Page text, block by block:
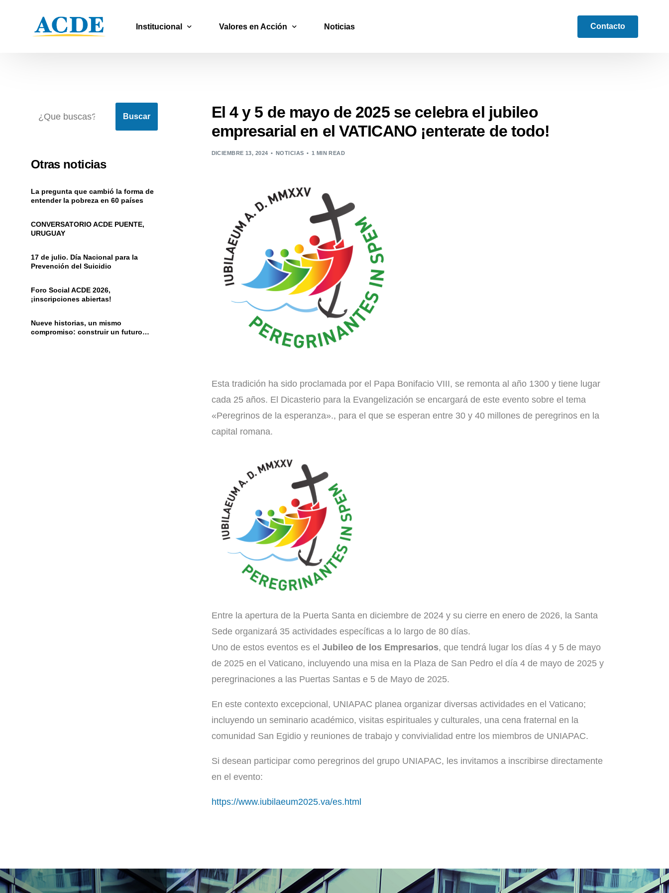
Institucional
Historia
Valores en Acción
Proyecto Marginalidad
Programa Liberados
Plataforma Mejora de Gestión ACCESO
Materiales
Noticias Contacto
El 4 y 5 de mayo de 2025 se celebra el jubileo
empresarial en el VATICANO ¡enterate de todo!
DICIEMBRE 13, 2024 NOTICIAS 1 MIN READ
Esta tradición ha sido proclamada por el Papa Bonifacio VIII, se remonta al año 1300 y tiene lugar
cada 25 años. El Dicasterio para la Evangelización se encargará de este evento sobre el tema
«Peregrinos de la esperanza»., para el que se esperan entre 30 y 40 millones de peregrinos en la
capital romana.
Entre la apertura de la Puerta Santa en diciembre de 2024 y su cierre en enero de 2026, la Santa
Sede organizará 35 actividades específicas a lo largo de 80 días.
Uno de estos eventos es el Jubileo de los Empresarios, que tendrá lugar los días 4 y 5 de mayo
de 2025 en el Vaticano, incluyendo una misa en la Plaza de San Pedro el día 4 de mayo de 2025 y
peregrinaciones a las Puertas Santas e 5 de Mayo de 2025.
En este contexto excepcional, UNIAPAC planea organizar diversas actividades en el Vaticano;
incluyendo un seminario académico, visitas espirituales y culturales, una cena fraternal en la
comunidad San Egidio y reuniones de trabajo y convivialidad entre los miembros de UNIAPAC.
Si desean participar como peregrinos del grupo UNIAPAC, les invitamos a inscribirse directamente
en el evento:
https://www.iubilaeum2025.va/es.html
Buscar
Otras noticias
La pregunta que cambió la forma de
entender la pobreza en 60 países
CONVERSATORIO ACDE PUENTE,
URUGUAY
17 de julio. Día Nacional para la
Prevención del Suicidio
Foro Social ACDE 2026,
¡inscripciones abiertas!
Nueve historias, un mismo
compromiso: construir un futuro